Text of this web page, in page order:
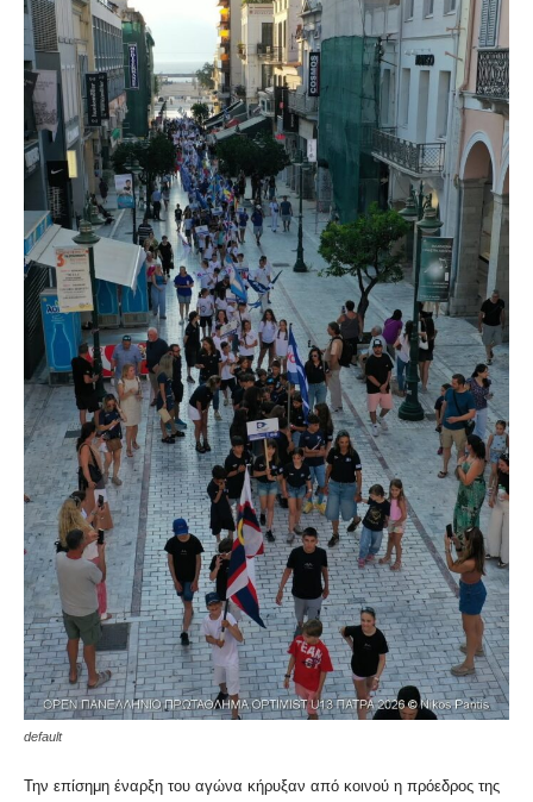
default
Την επίσημη έναρξη του αγώνα κήρυξαν από κοινού η πρόεδρος της